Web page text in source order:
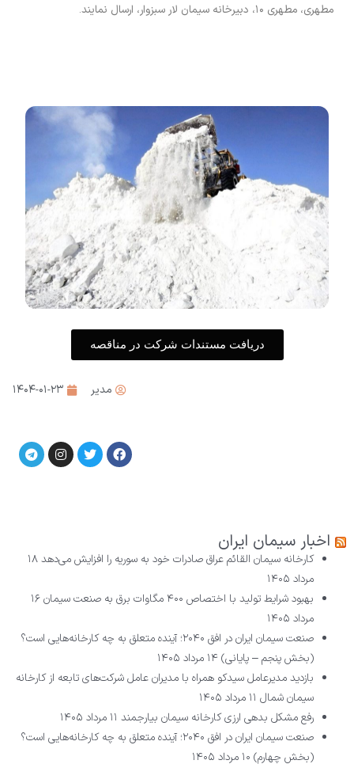
مطهری، مطهری ۱۰، دبیرخانه سیمان لار سبزوار، ارسال نمایند.
دریافت مستندات شرکت در مناقصه
مدیر ۱۴۰۴-۰۱-۲۳
اخبار سیمان ایران
کارخانه سیمان القائم عراق صادرات خود به سوریه را افزایش می‌دهد۱۸
مرداد ۱۴۰۵
بهبود شرایط تولید با اختصاص ۴۰۰ مگاوات برق به صنعت سیمان
۱۶
مرداد ۱۴۰۵
صنعت سیمان ایران در افق ۲۰۴۰؛ آینده متعلق به چه کارخانه‌هایی است؟
(بخش پنجم – پایانی) ۱۴ مرداد ۱۴۰۵
بازدید مدیرعامل سیدکو همراه با مدیران عامل شرکت‌های تابعه از کارخانه
سیمان شمال ۱۱ مرداد ۱۴۰۵
رفع مشکل بدهی ارزی کارخانه سیمان بیارجمند ۱۱ مرداد ۱۴۰۵
صنعت سیمان ایران در افق ۲۰۴۰؛ آینده متعلق به چه کارخانه‌هایی است؟
(بخش چهارم) ۱۰ مرداد ۱۴۰۵